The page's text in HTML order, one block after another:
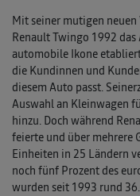
Mit seiner mutigen
Renault Twingo 1992
automobile Ikone
die Kundinnen und
diesem Auto passt.
Auswahl an Kleinwagen
hinzu. Doch während
feierte und über mehrere
Einheiten in 25 Ländern
noch fünf Prozent des
wurden seit 1993 rund